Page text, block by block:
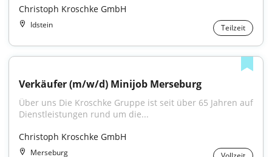
Christoph Kroschke GmbH
Idstein Teilzeit
Verkäufer (m/w/d) Minijob Merseburg
Über uns Die Kroschke Gruppe ist seit über 65 Jahren auf
Dienstleistungen rund um die...
Christoph Kroschke GmbH
Merseburg